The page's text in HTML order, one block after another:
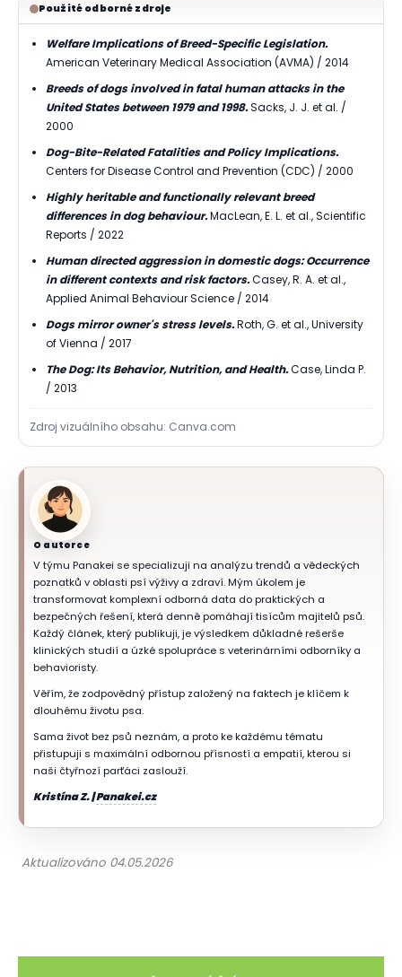
Použité odborné zdroje
Welfare Implications of Breed-Specific Legislation.
American Veterinary Medical Association (AVMA) / 2014
Breeds of dogs involved in fatal human attacks in the
United States between 1979 and 1998.Sacks, J. J. et al. /
2000
Dog-Bite-Related Fatalities and Policy Implications.
Centers for Disease Control and Prevention (CDC) / 2000
Highly heritable and functionally relevant breed
differences in dog behaviour.MacLean, E. L. et al., Scientific
Reports / 2022
Human directed aggression in domestic dogs: Occurrence
in different contexts and risk factors.Casey, R. A. et al.,
Applied Animal Behaviour Science / 2014
Dogs mirror owner's stress levels.Roth, G. et al., University
of Vienna / 2017
The Dog: Its Behavior, Nutrition, and Health.Case, Linda P.
/ 2013
Zdroj vizuálního obsahu: Canva.com
O autorce
V týmu Panakei se specializuji na analýzu trendů a vědeckých
poznatků v oblasti psí výživy a zdraví. Mým úkolem je
transformovat komplexní odborná data do praktických a
bezpečných řešení, která denně pomáhají tisícům majitelů psů.
Každý článek, který publikuji, je výsledkem důkladné rešerše
klinických studií a úzké spolupráce s veterinárními odborníky a
behavioristy.
Věřím, že zodpovědný přístup založený na faktech je klíčem k
dlouhému životu psa.
Sama život bez psů neznám, a proto ke každému tématu
přistupuji s maximální odbornou přísností a empatií, kterou si
naši čtyřnozí parťáci zaslouží.
Kristína Z. |Panakei.cz
Aktualizováno 04.05.2026